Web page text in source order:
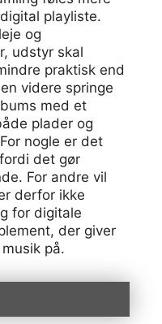
playliste.
og
udstyr skal
praktisk end
videre springe
med et
plader og
nogle er det
det gør
For andre vil
derfor ikke
for digitale
der giver
på.